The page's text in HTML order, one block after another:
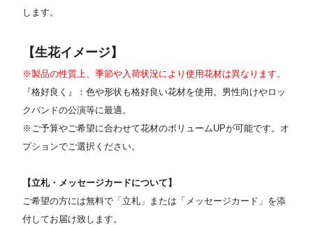
します。
【生花イメージ】
※製品の性質上、季節や入荷状況により使用花材は異なります。
『格好良く』：色や形状も格好良い花材を使用。男性向けやロッ
クバンドの公演等に最適。
※ご予算やご希望に合わせて花材のボリュームUPが可能です。オ
プションでご選択ください。
【立札・メッセージカードについて】
ご希望の方には無料で「立札」または「メッセージカード」を添
付してお届け致します。